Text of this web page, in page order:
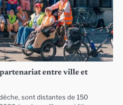
entre ville et
sont distantes de 150